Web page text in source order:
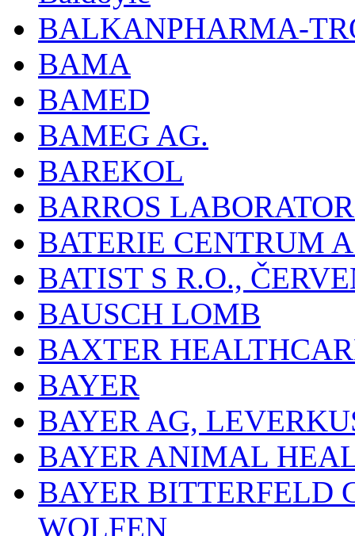
BALKANPHARMA-
BAMA
BAMED
BAMEG AG.
BAREKOL
BARROS
BATERIE CENTRUM
BATIST S R.O.,
BAUSCH LOMB
BAXTER
BAYER
BAYER AG,
BAYER ANIMAL
BAYER BITTERFELD
WOLFEN